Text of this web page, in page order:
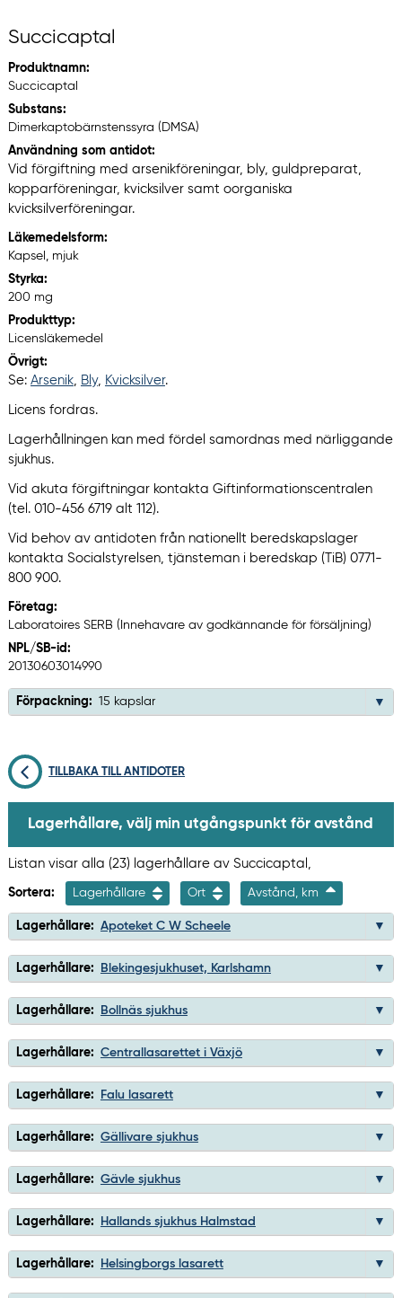
Succicaptal
Produktnamn:
Succicaptal
Substans:
Dimerkaptobärnstenssyra (DMSA)
Användning som antidot:
Vid förgiftning med arsenikföreningar, bly, guldpreparat,
kopparföreningar, kvicksilver samt oorganiska
kvicksilverföreningar.
Läkemedelsform:
Kapsel, mjuk
Styrka:
200 mg
Produkttyp:
Licensläkemedel
Övrigt:
Se: Arsenik, Bly, Kvicksilver.
Licens fordras.
Lagerhållningen kan med fördel samordnas med närliggande
sjukhus.
Vid akuta förgiftningar kontakta Giftinformationscentralen
(tel. 010-456 6719 alt 112).
Vid behov av antidoten från nationellt beredskapslager
kontakta Socialstyrelsen, tjänsteman i beredskap (TiB) 0771-
800 900.
Företag:
Laboratoires SERB (Innehavare av godkännande för försäljning)
NPL/SB-id:
20130603014990
Förpackning: 15 kapslar
TILLBAKA TILL ANTIDOTER
Lagerhållare, välj min utgångspunkt för avstånd
Listan visar alla (23) lagerhållare av Succicaptal,
Sortera: Lagerhållare Ort Avstånd, km
Lagerhållare: Apoteket C W Scheele
Lagerhållare: Blekingesjukhuset, Karlshamn
Lagerhållare: Bollnäs sjukhus
Lagerhållare: Centrallasarettet i Växjö
Lagerhållare: Falu lasarett
Lagerhållare: Gällivare sjukhus
Lagerhållare: Gävle sjukhus
Lagerhållare: Hallands sjukhus Halmstad
Lagerhållare: Helsingborgs lasarett